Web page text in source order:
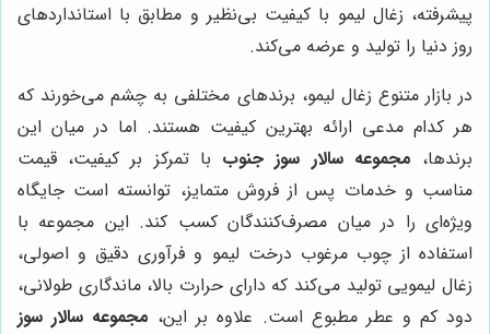
پیشرفته، زغال لیمو با کیفیت بی‌نظیر و مطابق با استانداردهای
روز دنیا را تولید و عرضه می‌کند.
در بازار متنوع زغال لیمو، برندهای مختلفی به چشم می‌خورند که
هر کدام مدعی ارائه بهترین کیفیت هستند. اما در میان این
برندها، مجموعه سالار سوز جنوب با تمرکز بر کیفیت، قیمت
مناسب و خدمات پس از فروش متمایز، توانسته است جایگاه
ویژه‌ای را در میان مصرف‌کنندگان کسب کند. این مجموعه با
استفاده از چوب مرغوب درخت لیمو و فرآوری دقیق و اصولی،
زغال لیمویی تولید می‌کند که دارای حرارت بالا، ماندگاری طولانی،
دود کم و عطر مطبوع است. علاوه بر این، مجموعه سالار سوز